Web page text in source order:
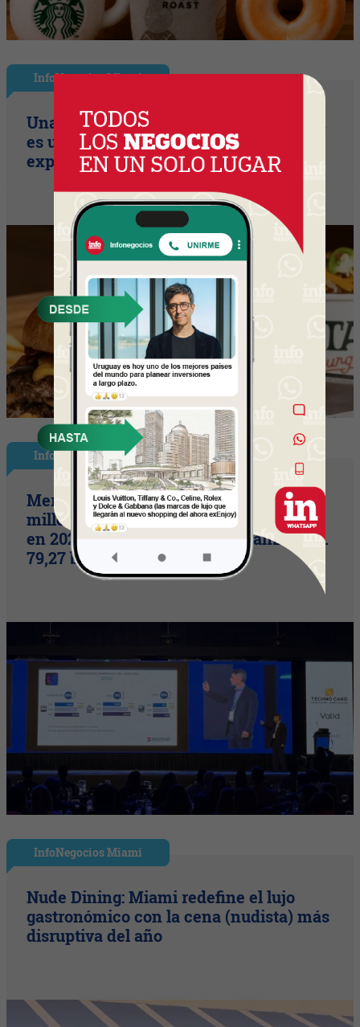
InfoNegocios Miami
Una compañía de seguros, que también
es una cadena de hamburguesería (la
expansión temática en Miami)
InfoNegocios en PY
Mercado de pagos proyecta 656
millones de transacciones con tarjetas
en 2026 (volumen operado alcanzaría G.
79,27 billones)
InfoNegocios Miami
Nude Dining: Miami redefine el lujo
gastronómico con la cena (nudista) más
disruptiva del año